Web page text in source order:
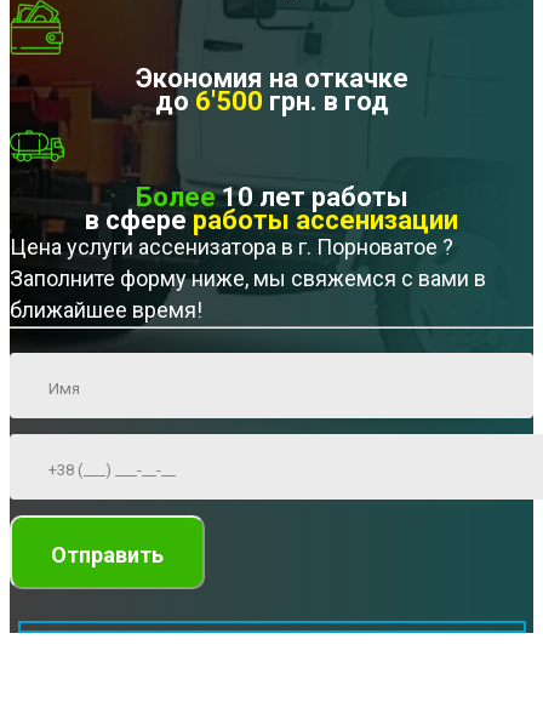
Экономия на откачке
до 6'500 грн. в год
Более10 лет работы
в сфере работы ассенизации
Цена услуги ассенизатора в г. Порноватое ?
Заполните форму ниже, мы свяжемся с вами в
ближайшее время!